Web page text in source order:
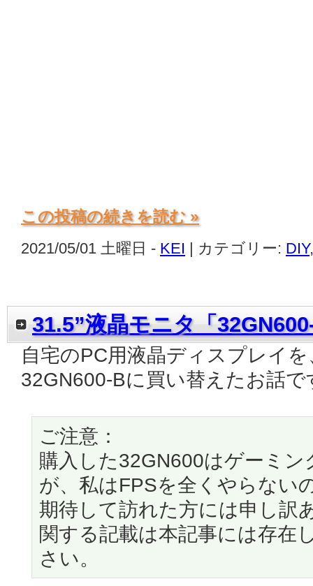
この投稿の続きを読む »
2021/05/01 土曜日 - KEI | カテゴリー: DIY
31.5”液晶モニタ「
自宅のPC用液晶ディスプレイ
32GN600-Bに買い替えたお話で
ご注意：
購入した32GN600はゲーミ
が、私はFPSを全くやらない
期待して訪れた方には申し訳
関する記載は本記事には存在
さい。